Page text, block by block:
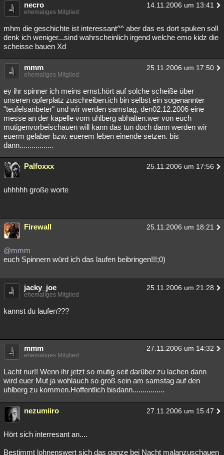
necro 14.11.2006 um 13:41
ehemaliges Mitglied
mhm die geschichte ist interessant^^ aber das es dort spuken soll
denk ich weniger...sind wahrscheinlich irgend welche emo kidz die
scheisse bauen Xd
mmm 25.11.2006 um 17:50
ehemaliges Mitglied
ey ihr spinner ich meins ernst.hört auf solche scheiße über
unseren opferplatz zuschreiben.ich bin selbst ein sogenannter
"teufelsanbeter" und wir werden samstag, den02.12.2006 eine
messe an der kapelle vom uhlberg abhalten.wer von euch
mutigenvorbeischauen will kann das tun doch dann werden wir
euerm gelaber bzw. euerem leben einende setzen. bis
dann.................
Palfoxxx 25.11.2006 um 17:56
uhhhhh große worte
Firewall 25.11.2006 um 18:21
@mmm
euch Spinnern würd ich das laufen beibringen!!!;0)
jacky_joe 25.11.2006 um 21:28
ehemaliges Mitglied
kannst du laufen???
mmm 27.11.2006 um 14:32
ehemaliges Mitglied
Lacht nur!! Wenn ihr jetzt so mutig seit darüber zu lachen dann
wird euer Mut ja wohlauch so groß sein am samstag auf den
uhlberg zu kommen.Hoffentlich bisdann................
nezumiiro 27.11.2006 um 15:47
Hört sich interresant an....
Bestimmt lohnenswert sich das ganze bei Nacht malanzuschauen